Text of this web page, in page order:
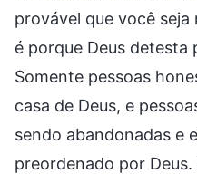
provável que você seja
é porque Deus detesta
Somente pessoas
casa de Deus, e
sendo abandonadas e
preordenado por